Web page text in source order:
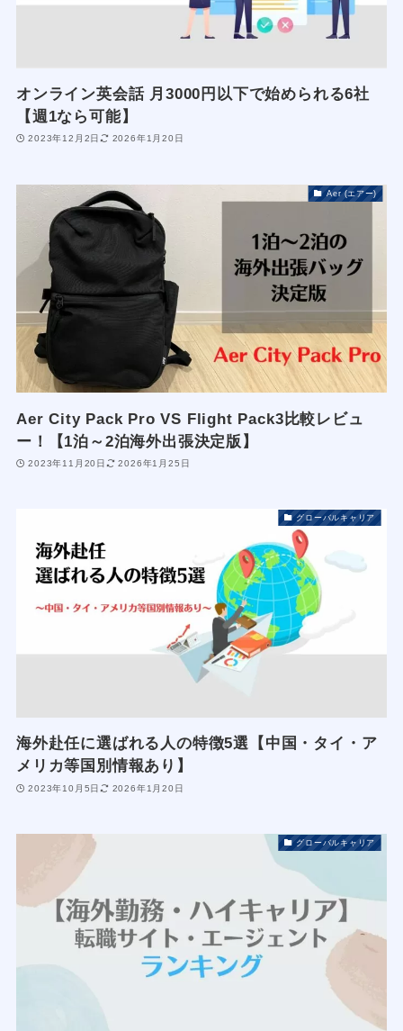
オンライン英会話 月3000円以下で始められる6社
【週1なら可能】
2023年12月2日 2026年1月20日
Aer (エアー)
Aer City Pack Pro VS Flight Pack3比較レビュ
ー！【1泊～2泊海外出張決定版】
2023年11月20日 2026年1月25日
グローバルキャリア
海外赴任に選ばれる人の特徴5選【中国・タイ・ア
メリカ等国別情報あり】
2023年10月5日 2026年1月20日
グローバルキャリア